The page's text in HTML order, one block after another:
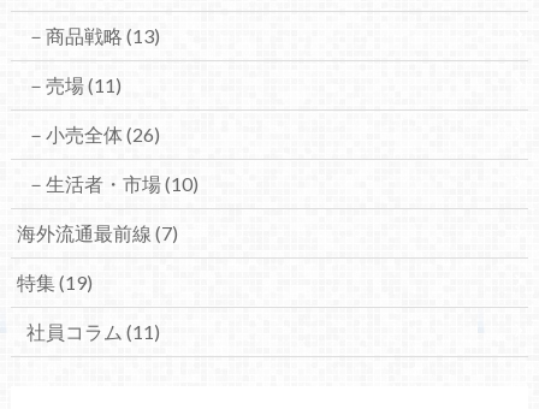
－商品戦略 (13)
－売場(11)
－小売全体 (26)
－生活者・市場(10)
海外流通最前線 (7)
特集(19)
社員コラム (11)